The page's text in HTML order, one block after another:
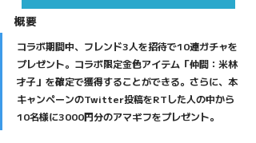
概要
コラボ期間中、フレンド3人を招待で10連ガチャを
プレゼント。コラボ限定金色アイテム「仲間：米林
才子」を確定で獲得することができる。さらに、本
キャンペーンのTwitter投稿をRTした人の中から
10名様に3000円分のアマギフをプレゼント。